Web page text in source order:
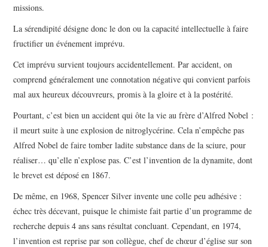
missions.
La sérendipité désigne donc le don ou la capacité intellectuelle à faire
fructifier un événement imprévu.
Cet imprévu survient toujours accidentellement. Par accident, on
comprend généralement une connotation négative qui convient parfois
mal aux heureux découvreurs, promis à la gloire et à la postérité.
Pourtant, c’est bien un accident qui ôte la vie au frère d’Alfred Nobel :
il meurt suite à une explosion de nitroglycérine. Cela n’empêche pas
Alfred Nobel de faire tomber ladite substance dans de la sciure, pour
réaliser… qu’elle n’explose pas. C’est l’invention de la dynamite, dont
le brevet est déposé en 1867.
De même, en 1968, Spencer Silver invente une colle peu adhésive :
échec très décevant, puisque le chimiste fait partie d’un programme de
recherche depuis 4 ans sans résultat concluant. Cependant, en 1974,
l’invention est reprise par son collègue, chef de chœur d’église sur son